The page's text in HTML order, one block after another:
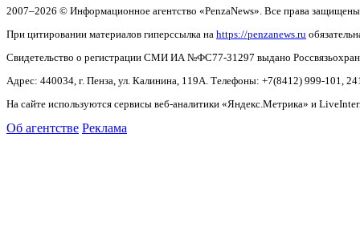
2007–2026 © Информационное агентство «PenzaNews». Все права
При цитировании материалов гиперссылка на https://penzanews.ru
Свидетельство о регистрации СМИ ИА №ФС77-31297 выдано
Адрес: 440034, г. Пенза, ул. Калинина, 119А. Телефоны: +7(8412) 999-101,
На сайте используются сервисы веб-аналитики «Яндекс.Метрика» и
Об агентстве Реклама